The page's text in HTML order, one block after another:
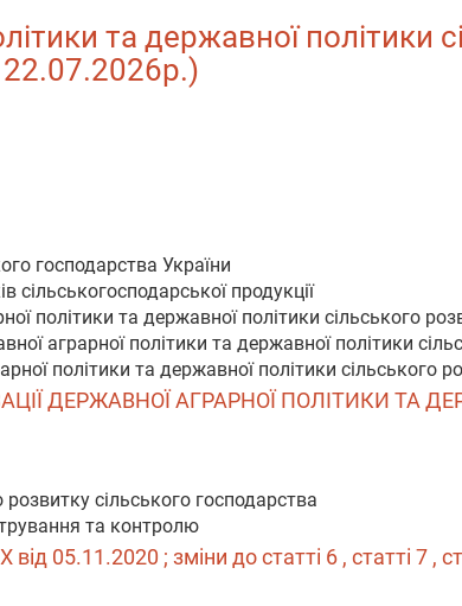
та державної політики
господарства України
продукції
політики та державної політики сільського
аграрної політики та державної політики
політики та державної політики сільського
ДЕРЖАВНОЇ АГРАРНОЇ ПОЛІТИКИ ТА
сільського господарства
та контролю
05.11.2020 ; зміни до статті 6 , статті 7 ,